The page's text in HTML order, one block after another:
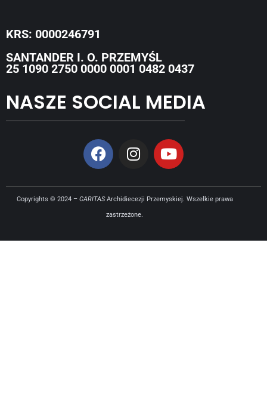
KRS: 0000246791
SANTANDER I. O. PRZEMYŚL
25 1090 2750 0000 0001 0482 0437
NASZE SOCIAL MEDIA
Copyrights © 2024 – CARITASArchidiecezji Przemyskiej. Wszelkie prawa
zastrzeżone.